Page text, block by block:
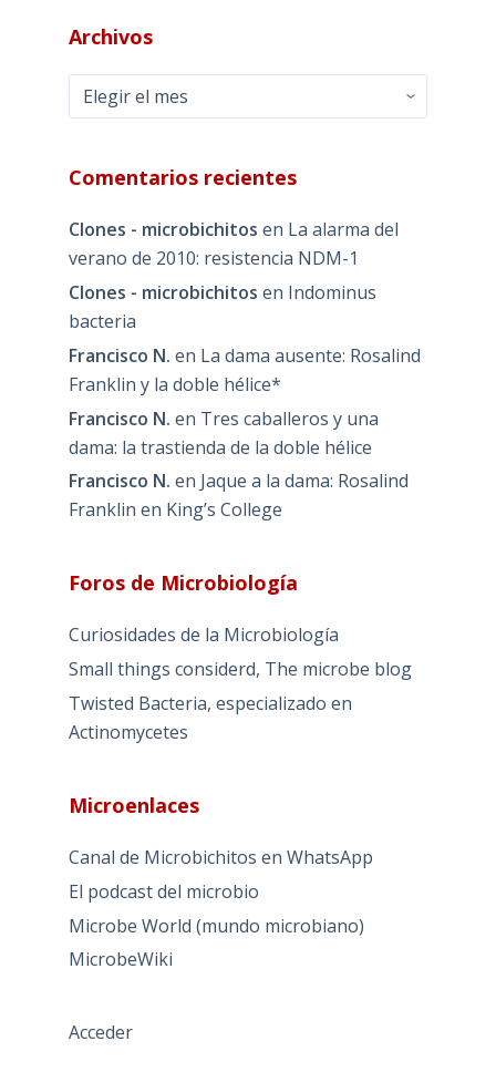
Archivos
Archivos
Comentarios recientes
Clones - microbichitos en La alarma del
verano de 2010: resistencia NDM-1
Clones - microbichitos en Indominus
bacteria
Francisco N. en La dama ausente: Rosalind
Franklin y la doble hélice*
Francisco N. en Tres caballeros y una
dama: la trastienda de la doble hélice
Francisco N. en Jaque a la dama: Rosalind
Franklin en King’s College
Foros de Microbiología
Curiosidades de la Microbiología
Small things considerd, The microbe blog
Twisted Bacteria, especializado en
Actinomycetes
Microenlaces
Canal de Microbichitos en WhatsApp
El podcast del microbio
Microbe World (mundo microbiano)
MicrobeWiki
Acceder